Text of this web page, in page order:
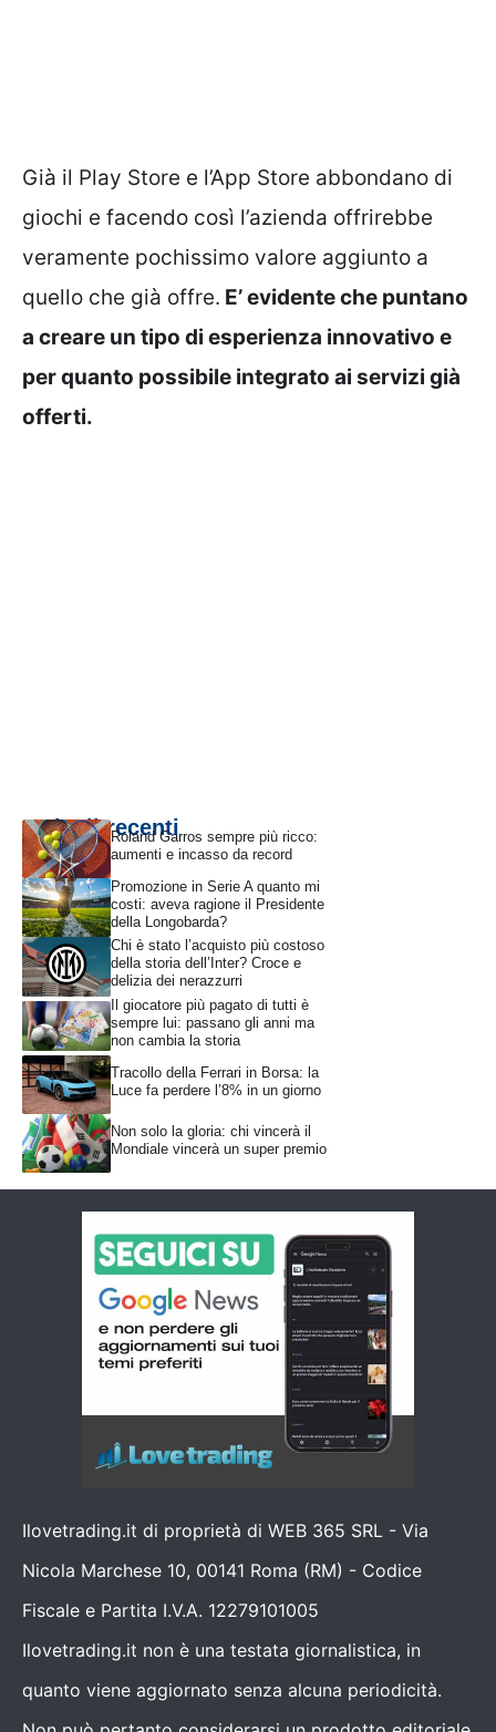
Già il Play Store e l’App Store abbondano di
giochi e facendo così l’azienda offrirebbe
veramente pochissimo valore aggiunto a
quello che già offre. E’ evidente che puntano
a creare un tipo di esperienza innovativo e
per quanto possibile integrato ai servizi già
offerti.
Articoli recentiRoland Garros sempre più ricco:
aumenti e incasso da record
Promozione in Serie A quanto mi
costi: aveva ragione il Presidente
della Longobarda?
Chi è stato l’acquisto più costoso
della storia dell’Inter? Croce e
delizia dei nerazzurri
Il giocatore più pagato di tutti è
sempre lui: passano gli anni ma
non cambia la storia
Tracollo della Ferrari in Borsa: la
Luce fa perdere l’8% in un giorno
Non solo la gloria: chi vincerà il
Mondiale vincerà un super premio
Ilovetrading.it di proprietà di WEB 365 SRL - Via
Nicola Marchese 10, 00141 Roma (RM) - Codice
Fiscale e Partita I.V.A. 12279101005
Ilovetrading.it non è una testata giornalistica, in
quanto viene aggiornato senza alcuna periodicità.